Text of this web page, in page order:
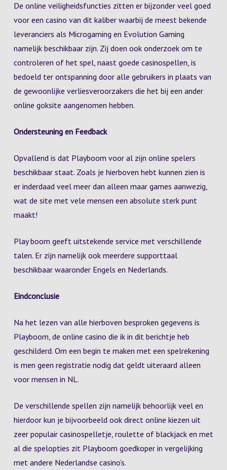
De online veiligheidsfuncties zitten er bijzonder veel goed
voor een casino van dit kaliber waarbij de meest bekende
leveranciers als Microgaming en Evolution Gaming
namelijk beschikbaar zijn. Zij doen ook onderzoek om te
controleren of het spel, naast goede casinospellen, is
bedoeld ter ontspanning door alle gebruikers in plaats van
de gewoonlijke verliesveroorzakers die het bij een ander
online goksite aangenomen hebben.
Ondersteuning en Feedback
Opvallend is dat Playboom voor al zijn online spelers
beschikbaar staat. Zoals je hierboven hebt kunnen zien is
er inderdaad veel meer dan alleen maar games aanwezig,
wat de site met vele mensen een absolute sterk punt
maakt!
Play boom geeft uitstekende service met verschillende
talen. Er zijn namelijk ook meerdere supporttaal
beschikbaar waaronder Engels en Nederlands.
Eindconclusie
Na het lezen van alle hierboven besproken gegevens is
Playboom, de online casino die ik in dit berichtje heb
geschilderd. Om een begin te maken met een spelrekening
is men geen registratie nodig dat geldt uiteraard alleen
voor mensen in NL.
De verschillende spellen zijn namelijk behoorlijk veel en
hierdoor kun je bijvoorbeeld ook direct online kiezen uit
zeer populair casinospelletje, roulette of blackjack en met
al die spelopties zit Playboom goedkoper in vergelijking
met andere Nederlandse casino’s.